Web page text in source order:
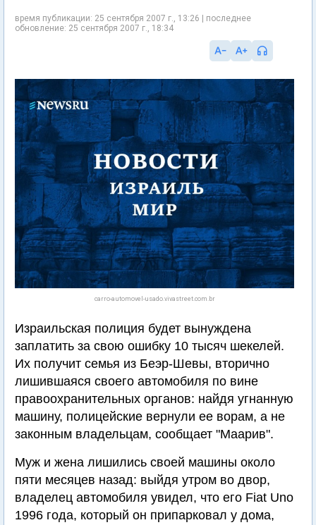
время публикации: 25 сентября 2007 г., 13:26 | последнее
обновление: 25 сентября 2007 г., 18:34
carro-automovel-usado.vivastreet.com.br
Израильская полиция будет вынуждена
заплатить за свою ошибку 10 тысяч шекелей.
Их получит семья из Беэр-Шевы, вторично
лишившаяся своего автомобиля по вине
правоохранительных органов: найдя угнанную
машину, полицейские вернули ее ворам, а не
законным владельцам, сообщает "Маарив".
Муж и жена лишились своей машины около
пяти месяцев назад: выйдя утром во двор,
владелец автомобиля увидел, что его Fiat Uno
1996 года, который он припарковал у дома,